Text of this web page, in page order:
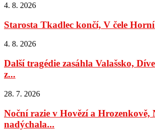
4. 8. 2026
Starosta Tkadlec končí, V čele
4. 8. 2026
Další tragédie zasáhla Valašsko,
z...
28. 7. 2026
Noční razie v Hovězí a Hrozenkově,
nadýchala...